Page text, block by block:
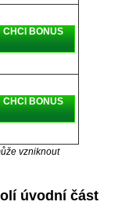
CHCI BONUS
CHCI BONUS
vzniknout
úvodní část